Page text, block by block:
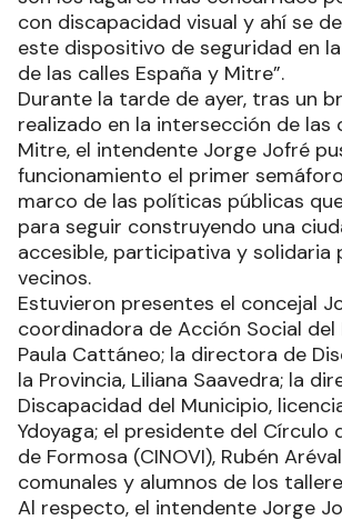
con discapacidad visual y ahí se
este dispositivo de seguridad en
de las calles España y Mitre”.
Durante la tarde de ayer, tras un
realizado en la intersección de las
Mitre, el intendente Jorge Jofré
funcionamiento el primer
marco de las políticas públicas
para seguir construyendo una
accesible, participativa y solidaria
vecinos.
Estuvieron presentes el concejal
coordinadora de Acción Social del
Paula Cattáneo; la directora de
la Provincia, Liliana Saavedra; la
Discapacidad del Municipio,
Ydoyaga; el presidente del Círculo
de Formosa (CINOVI), Rubén
comunales y alumnos de los
Al respecto, el intendente Jorge